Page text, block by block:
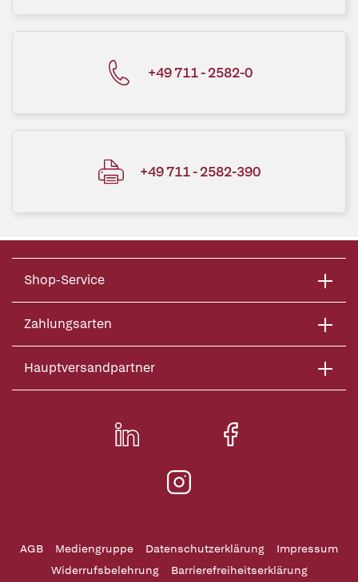
+49 711 - 2582-0
+49 711 - 2582-390
Shop-Service
Zahlungsarten
Hauptversandpartner
AGB Mediengruppe Datenschutzerklärung
Impressum
Widerrufsbelehrung
Barrierefreiheitserklärung